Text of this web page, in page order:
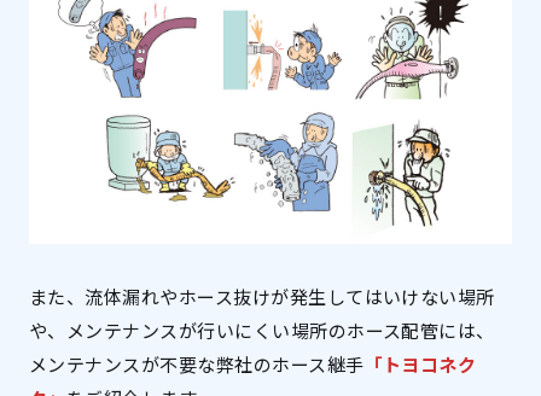
また、流体漏れやホース抜けが発生してはいけない場所
や、メンテナンスが行いにくい場所のホース配管には、
メンテナンスが不要な弊社のホース継手 「トヨコネク